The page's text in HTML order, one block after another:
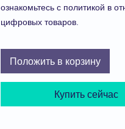
ознакомьтесь с политикой в
цифровых товаров.
моделиздесь.
Чтобы продолжить процесс
покупки, нажмите "Положить в
Положить в корзину
Купить сейчас